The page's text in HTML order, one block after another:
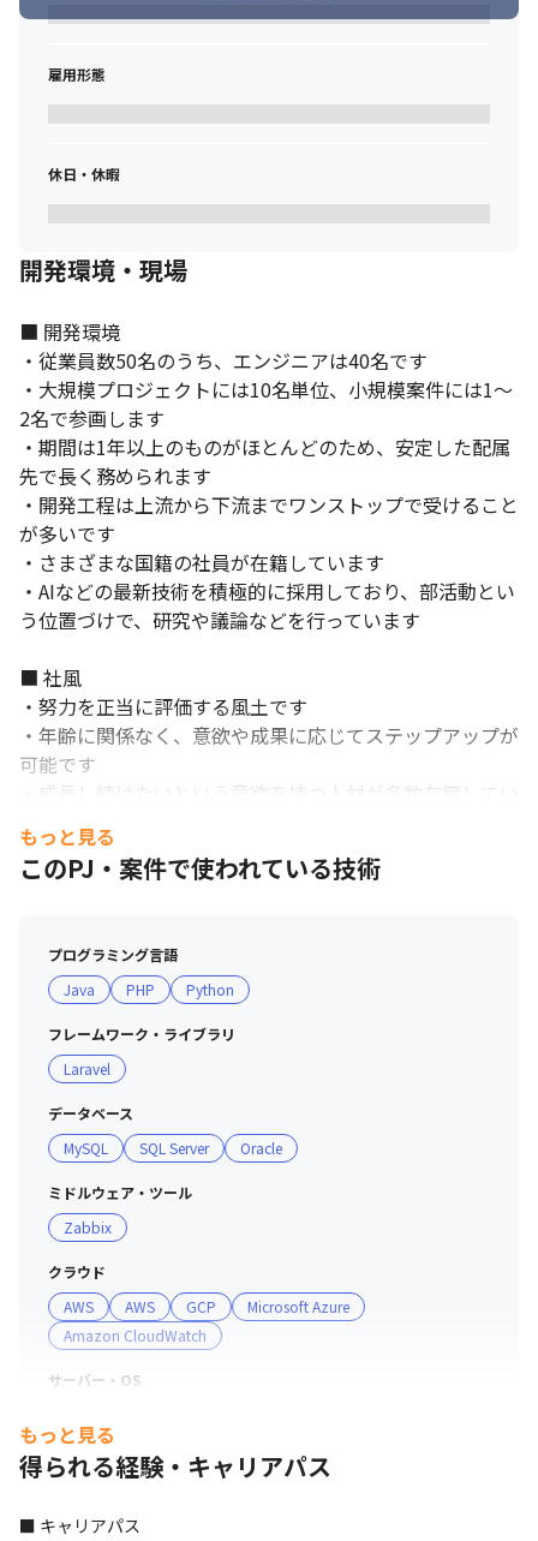
雇用形態
休日・休暇
開発環境・現場
■ 開発環境
・従業員数50名のうち、エンジニアは40名です
・大規模プロジェクトには10名単位、小規模案件には1～
2名で参画します
・期間は1年以上のものがほとんどのため、安定した配属
先で長く務められます
・開発工程は上流から下流までワンストップで受けること
が多いです
・さまざまな国籍の社員が在籍しています
・AIなどの最新技術を積極的に採用しており、部活動とい
う位置づけで、研究や議論などを行っています
■ 社風
・努力を正当に評価する風土です
・年齢に関係なく、意欲や成果に応じてステップアップが
可能です
・成長し続けたいという意欲を持つ人材が多数在籍してい
ます
・社員の「やりたい」に応える風土があり、実際にAI技術
を使用した文献要約ツールが実現された例があります
・能力開発体系に基づく研修
・テクニカルスキル研修（Python/AWSなど）
・eラーニング研修
・OJT
もっと見る
このPJ・案件で使われている技術
プログラミング言語
Java
PHP Python
フレームワーク・ライブラリ
Laravel
データベース
MySQL
SQL Server Oracle
ミドルウェア・ツール
Zabbix
クラウド
AWS
AWS GCP
Microsoft Azure
Amazon CloudWatch
サーバー・OS
もっと見る
得られる経験・キャリアパス
■ キャリアパス